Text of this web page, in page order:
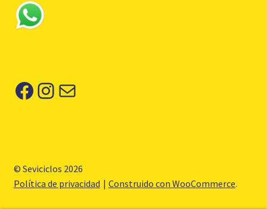
Facebook
Instagram
Correo electrónico
© Seviciclos 2026
Política de privacidad
Construido con WooCommerce.